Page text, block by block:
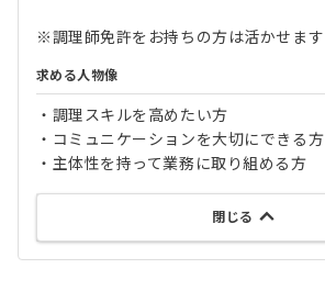
※調理師免許をお持ちの方は活かせます
求める人物像
・調理スキルを高めたい方
・コミュニケーションを大切にできる方
・主体性を持って業務に取り組める方
閉じる